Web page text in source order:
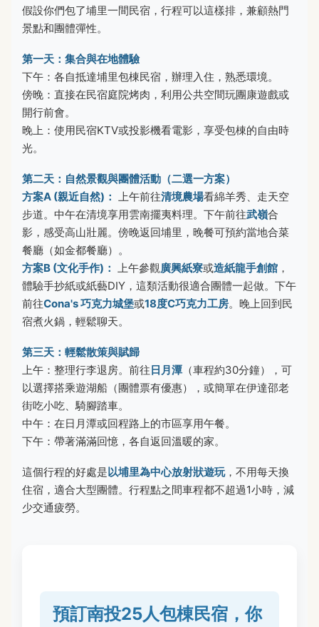
假設你們包了埔里一間民宿，行程可以這樣排，兼顧熱門
景點和團體彈性。
第一天：集合與在地體驗
下午：各自抵達埔里包棟民宿，辦理入住，熟悉環境。
傍晚：直接在民宿庭院烤肉，利用公共空間玩團康遊戲或
開行前會。
晚上：使用民宿KTV或投影機看電影，享受包棟的自由時
光。
第二天：自然景觀與團體活動（二選一方案）
方案A (親近自然)： 上午前往清境農場看綿羊秀、走天空
步道。中午在清境享用雲南擺夷料理。下午前往武嶺合
影，感受高山壯麗。傍晚返回埔里，晚餐可預約當地合菜
餐廳（如金都餐廳）。
方案B (文化手作)： 上午參觀廣興紙寮或造紙龍手創館 ，
體驗手抄紙或紙藝DIY，這類活動很適合團體一起做。下午
前往Cona's 巧克力城堡或18度C巧克力工房。晚上回到民
宿煮火鍋，輕鬆聊天。
第三天：輕鬆散策與賦歸
上午：整理行李退房。前往日月潭（車程約30分鐘），可
以選擇搭乘遊湖船（團體票有優惠），或簡單在伊達邵老
街吃小吃、騎腳踏車。
中午：在日月潭或回程路上的市區享用午餐。
下午：帶著滿滿回憶，各自返回溫暖的家。
這個行程的好處是以埔里為中心放射狀遊玩，不用每天換
住宿，適合大型團體。行程點之間車程都不超過1小時，減
少交通疲勞。
預訂南投25人包棟民宿，你